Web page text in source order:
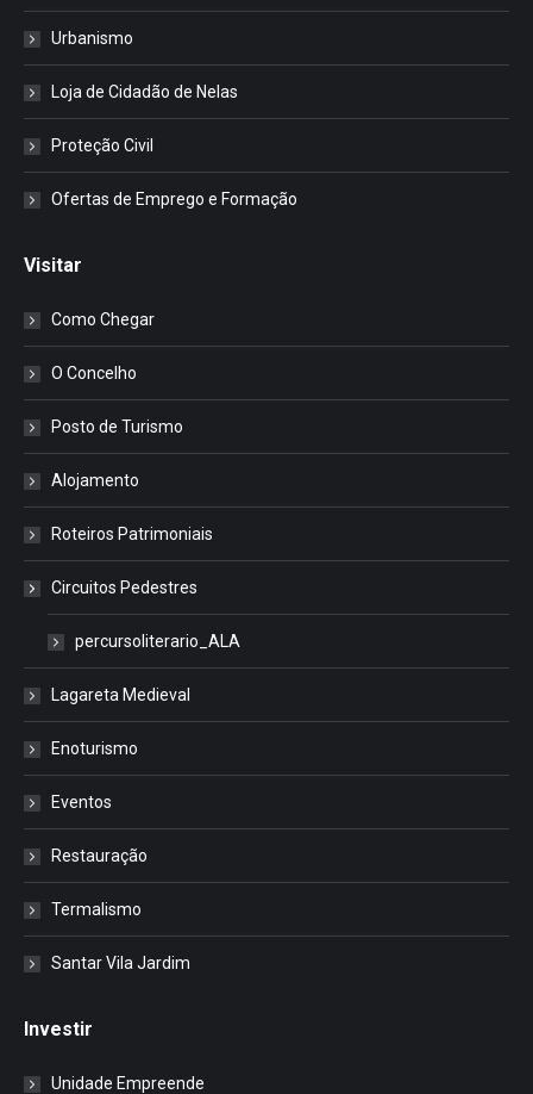
Urbanismo
Loja de Cidadão de Nelas
Proteção Civil
Ofertas de Emprego e Formação
Visitar
Como Chegar
O Concelho
Posto de Turismo
Alojamento
Roteiros Patrimoniais
Circuitos Pedestres
percursoliterario_ALA
Lagareta Medieval
Enoturismo
Eventos
Restauração
Termalismo
Santar Vila Jardim
Investir
Unidade Empreende